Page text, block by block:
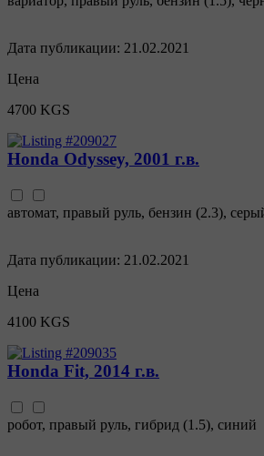
Дата публикации: 21.02.2021
Цена
4700 KGS
Honda Odyssey, 2001 г.в.
автомат, правый руль, бензин (2.3),
Дата публикации: 21.02.2021
Цена
4100 KGS
Honda Fit, 2014 г.в.
робот, правый руль, гибрид (1.5), синий